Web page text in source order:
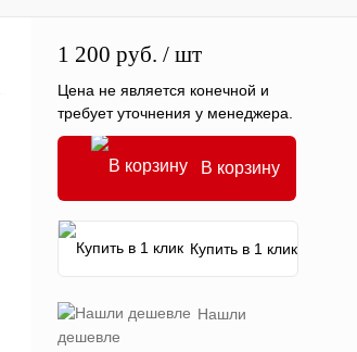
1 200 руб. / шт
Цена не является конечной и
требует уточнения у менеджера.
В корзину
Купить в 1 клик
Нашли
дешевле